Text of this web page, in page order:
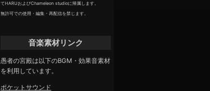
てHARUおよびChameleon studioに帰属します。
無許可での使用・編集・再配信を禁じます。
音楽素材リンク
愚者の宮殿は以下のBGM・効果音素材
を利用しています。
ポケットサウンド